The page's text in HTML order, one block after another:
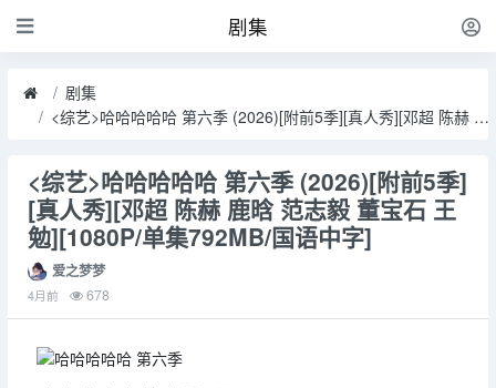
剧集
剧集
<综艺>哈哈哈哈哈 第六季 (2026)[附前5季][真人秀][邓超 陈赫 鹿晗 范志毅 董宝石 王勉][1080P/单集792MB/国语中字]
<综艺>哈哈哈哈哈 第六季 (2026)[附前5季]
[真人秀][邓超 陈赫 鹿晗 范志毅 董宝石 王
勉][1080P/单集792MB/国语中字]
爱之梦梦
4月前 678